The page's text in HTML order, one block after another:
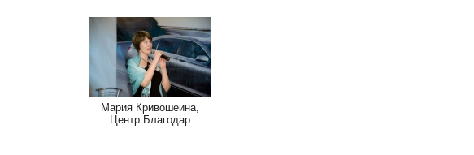
Мария Кривошеина,
Центр Благодар